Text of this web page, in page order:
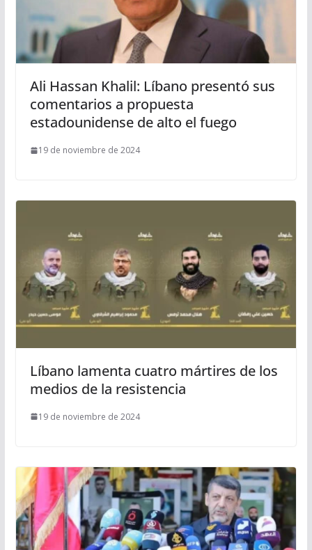
Ali Hassan Khalil: Líbano presentó sus
comentarios a propuesta
estadounidense de alto el fuego
19 de noviembre de 2024
Líbano lamenta cuatro mártires de los
medios de la resistencia
19 de noviembre de 2024